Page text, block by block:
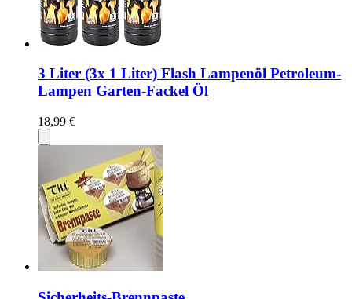
3 Liter (3x 1 Liter) Flash Lampenöl Petroleum-
Lampen Garten-Fackel Öl
18,99 €